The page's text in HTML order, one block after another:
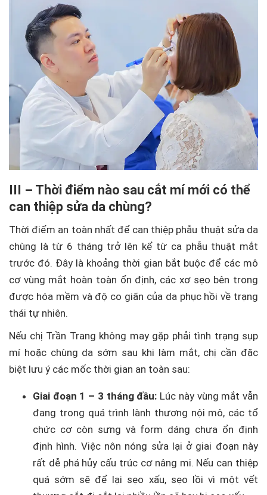
III – Thời điểm nào sau cắt mí mới có thể
can thiệp sửa da chùng?
Thời điểm an toàn nhất để can thiệp phẫu thuật sửa da
chùng là từ 6 tháng trở lên kể từ ca phẫu thuật mắt
trước đó. Đây là khoảng thời gian bắt buộc để các mô
cơ vùng mắt hoàn toàn ổn định, các xơ sẹo bên trong
được hóa mềm và độ co giãn của da phục hồi về trạng
thái tự nhiên.
Nếu chị Trần Trang không may gặp phải tình trạng sụp
mí hoặc chùng da sớm sau khi làm mắt, chị cần đặc
biệt lưu ý các mốc thời gian an toàn sau:
Giai đoạn 1 – 3 tháng đầu: Lúc này vùng mắt vẫn
đang trong quá trình lành thương nội mô, các tổ
chức cơ còn sưng và form dáng chưa ổn định
định hình. Việc nôn nóng sửa lại ở giai đoạn này
rất dễ phá hủy cấu trúc cơ nâng mi. Nếu can thiệp
quá sớm sẽ để lại sẹo xấu, sẹo lồi vì một vết